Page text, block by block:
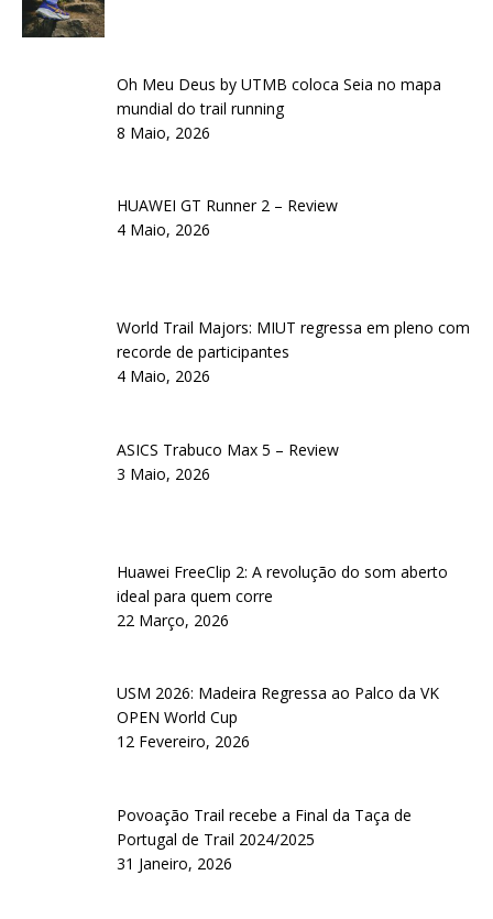
Oh Meu Deus by UTMB coloca Seia no mapa
mundial do trail running
8 Maio, 2026
HUAWEI GT Runner 2 – Review
4 Maio, 2026
World Trail Majors: MIUT regressa em pleno com
recorde de participantes
4 Maio, 2026
ASICS Trabuco Max 5 – Review
3 Maio, 2026
Huawei FreeClip 2: A revolução do som aberto
ideal para quem corre
22 Março, 2026
USM 2026: Madeira Regressa ao Palco da VK
OPEN World Cup
12 Fevereiro, 2026
Povoação Trail recebe a Final da Taça de
Portugal de Trail 2024/2025
31 Janeiro, 2026